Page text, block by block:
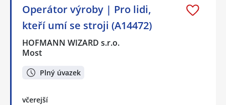
Operátor výroby | Pro lidi,
kteří umí se stroji (A14472)
HOFMANN WIZARD s.r.o.
Most
Plný úvazek
včerejší